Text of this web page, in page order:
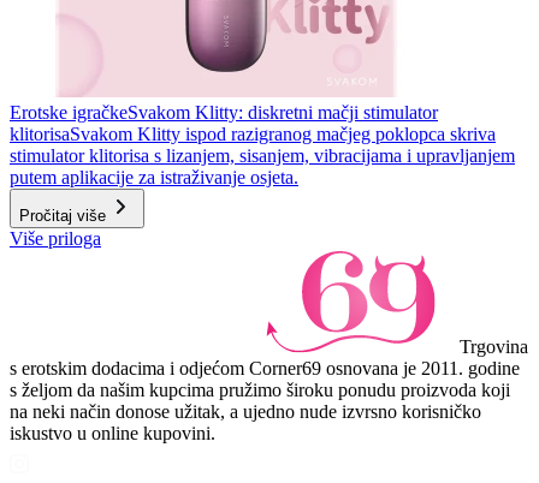
Erotske igračkeSvakom Klitty: diskretni mačji stimulator
klitorisaSvakom Klitty ispod razigranog mačjeg poklopca skriva
stimulator klitorisa s lizanjem, sisanjem, vibracijama i upravljanjem
putem aplikacije za istraživanje osjeta.
Pročitaj više
Više priloga
Trgovina
s erotskim dodacima i odjećom Corner69 osnovana je 2011. godine
s željom da našim kupcima pružimo široku ponudu proizvoda koji
na neki način donose užitak, a ujedno nude izvrsno korisničko
iskustvo u online kupovini.